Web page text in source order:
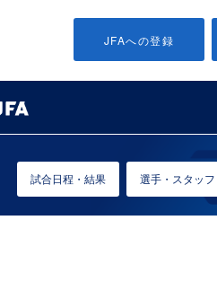
JFAへの登録
試合日程・結果 選手・スタッフ